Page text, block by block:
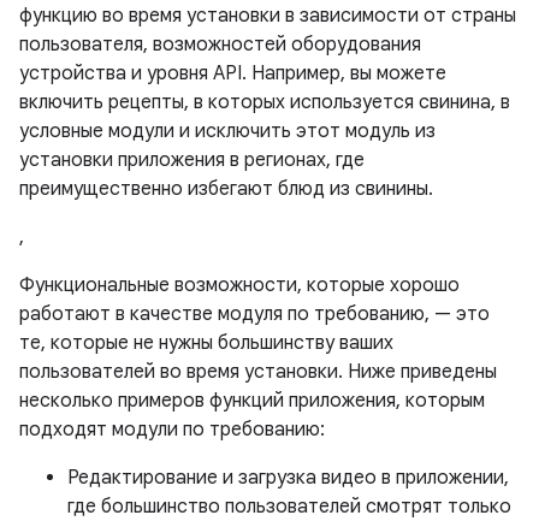
функцию во время установки в зависимости от страны
пользователя, возможностей оборудования
устройства и уровня API. Например, вы можете
включить рецепты, в которых используется свинина, в
условные модули и исключить этот модуль из
установки приложения в регионах, где
преимущественно избегают блюд из свинины.
,
Функциональные возможности, которые хорошо
работают в качестве модуля по требованию, — это
те, которые не нужны большинству ваших
пользователей во время установки. Ниже приведены
несколько примеров функций приложения, которым
подходят модули по требованию:
Редактирование и загрузка видео в приложении,
где большинство пользователей смотрят только